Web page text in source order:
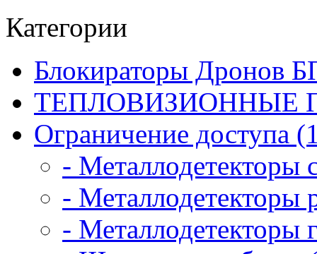
Категории
Блокираторы Дронов
ТЕПЛОВИЗИОННЫЕ
Ограничение доступа
- Металлодетекторы
- Металлодетекторы
- Металлодетекторы